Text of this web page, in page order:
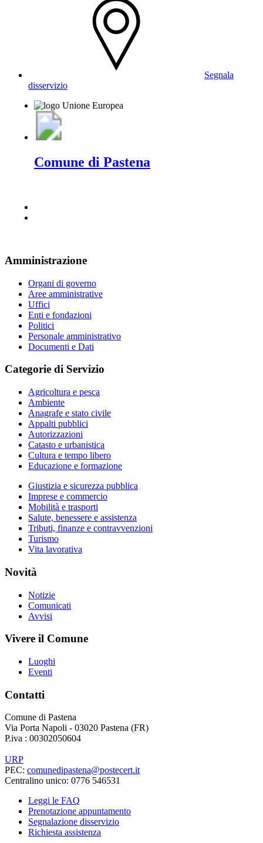
Segnala
disservizio
Comune di Pastena
Amministrazione
Organi di governo
Aree amministrative
Uffici
Enti e fondazioni
Politici
Personale amministrativo
Documenti e Dati
Categorie di Servizio
Agricoltura e pesca
Ambiente
Anagrafe e stato civile
Appalti pubblici
Autorizzazioni
Catasto e urbanistica
Cultura e tempo libero
Educazione e formazione
Giustizia e sicurezza pubblica
Imprese e commercio
Mobilità e trasporti
Salute, benessere e assistenza
Tributi, finanze e contravvenzioni
Turismo
Vita lavorativa
Novità
Notizie
Comunicati
Avvisi
Vivere il Comune
Luoghi
Eventi
Contatti
Comune di Pastena
Via Porta Napoli - 03020 Pastena (FR)
P.iva : 00302050604
URP
PEC: comunedipastena@postecert.it
Centralino unico: 0776 546531
Leggi le FAQ
Prenotazione appuntamento
Segnalazione disservizio
Richiesta assistenza